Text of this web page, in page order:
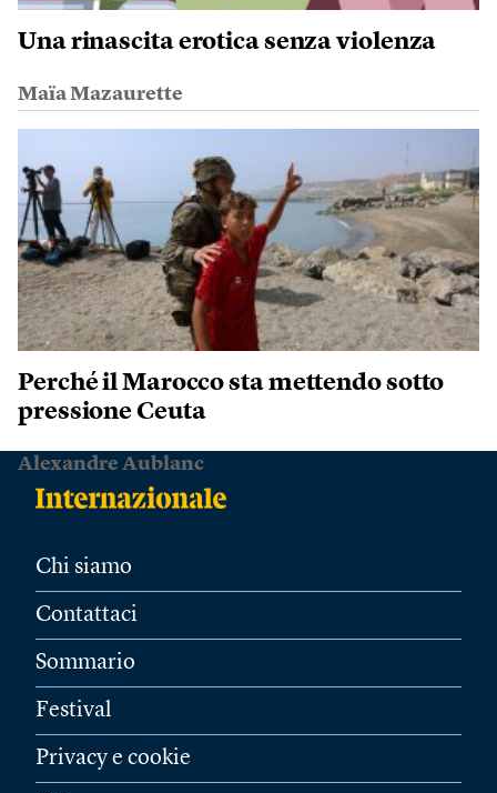
Una rinascita erotica senza violenza
Maïa Mazaurette
Perché il Marocco sta mettendo sotto
pressione Ceuta
Alexandre Aublanc
Chi siamo
Contattaci
Sommario
Festival
Privacy e cookie